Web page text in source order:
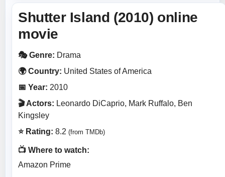
Shutter Island (2010) online
movie
🎭 Genre: Drama
🌍 Country: United States of America
📅 Year: 2010
🎬 Actors: Leonardo DiCaprio, Mark Ruffalo, Ben
Kingsley
⭐ Rating: 8.2 (from TMDb)
📺 Where to watch:
Amazon Prime